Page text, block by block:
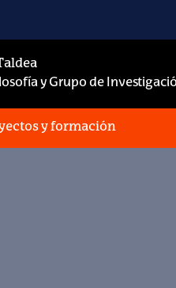
y Grupo de
y formación